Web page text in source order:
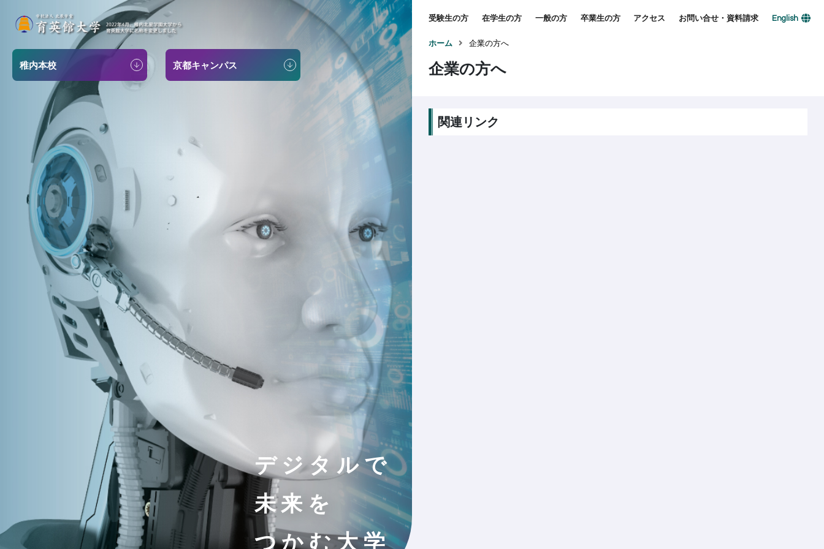
稚内本校 京都キャンパス
デジタルで
未来を
つかむ大学
受験生の方 在学生の方 一般の方 卒業生の方 アクセス お問い合せ・資料請求 English
ホーム 企業の方へ
企業の方へ
関連リンク